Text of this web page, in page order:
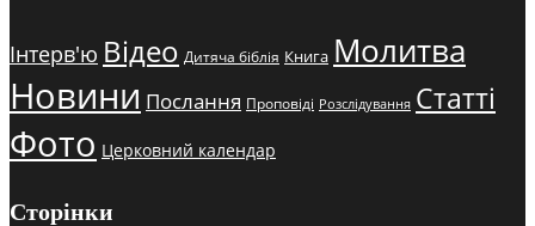
Інтерв'ю Відео Дитяча біблія Книга Молитва
Новини Послання Проповіді Розслідування Статті
Фото Церковний календар
Сторінки